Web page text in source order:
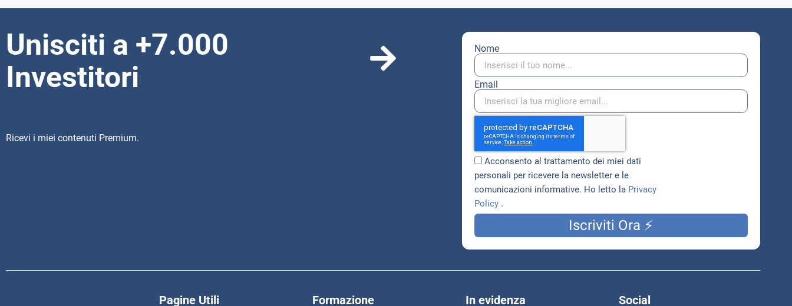
Unisciti a +7.000
Investitori
Ricevi i miei contenuti Premium.
Nome
Email
Acconsento al trattamento dei miei dati
personali per ricevere la newsletter e le
comunicazioni informative. Ho letto la Privacy
Policy .
Iscriviti Ora ⚡
Pagine Utili Formazione In evidenza Social